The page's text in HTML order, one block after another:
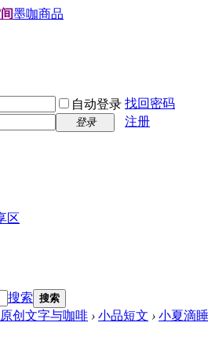
墨咖商品
自动登录 找回密码
登录
注册
区
搜索 搜索
原创文字与咖啡 › 小品短文 › 小夏滴